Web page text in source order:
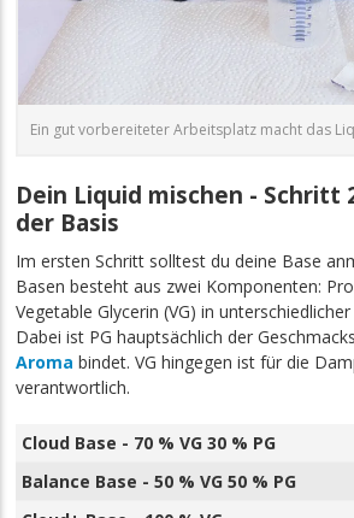
Ein gut vorbereiteter Arbeitsplatz macht das
Dein Liquid mischen - Schritt
der Basis
Im ersten Schritt solltest du deine Base
Basen besteht aus zwei Komponenten:
Vegetable Glycerin (VG) in
Dabei ist PG hauptsächlich der
Aroma bindet. VG hingegen ist für die
verantwortlich.
Cloud Base - 70 % VG 30 % PG
Balance Base - 50 % VG 50 % PG